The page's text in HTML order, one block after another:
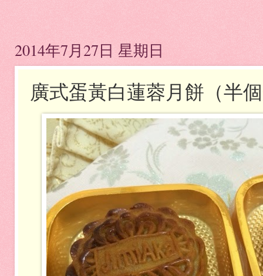
2014年7月27日 星期日
廣式蛋黃白蓮蓉月餅（半